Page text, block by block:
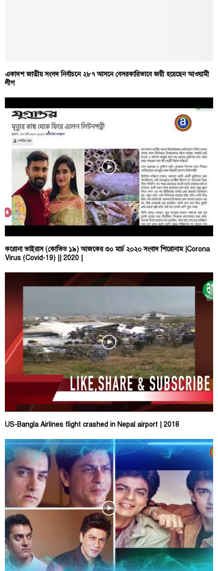
একাদশ জাতীয় সংসদ নির্বাচনে ২৮৭ আসনে বেসরকারিভাবে জয়ী হয়েছেন আওয়ামী
লীগ
করোনা ভাইরাস (কোভিড ১৯) আজকের ৩০ মার্চ ২০২০ সংবাদ শিরোনাম |Corona
Virus (Covid-19) || 2020 |
US-Bangla Airlines flight crashed in Nepal airport | 2018